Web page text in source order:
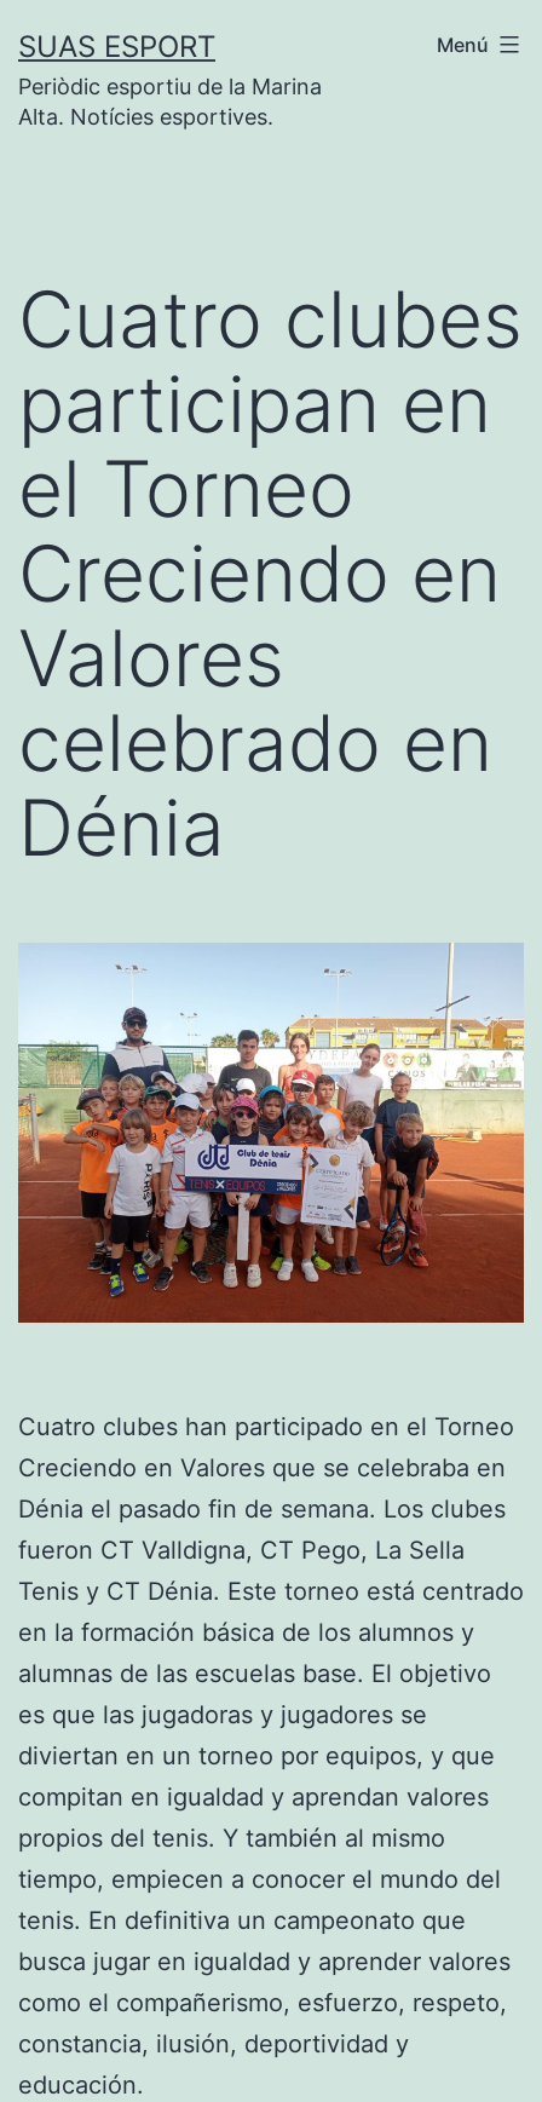
contenido
SUAS ESPORT
Periòdic esportiu de la Marina
Alta. Notícies esportives.
Menú
Cuatro clubes
participan en
el Torneo
Creciendo en
Valores
celebrado en
Dénia
Cuatro clubes han participado en el Torneo
Creciendo en Valores que se celebraba en
Dénia el pasado fin de semana. Los clubes
fueron CT Valldigna, CT Pego, La Sella
Tenis y CT Dénia. Este torneo está centrado
en la formación básica de los alumnos y
alumnas de las escuelas base. El objetivo
es que las jugadoras y jugadores se
diviertan en un torneo por equipos, y que
compitan en igualdad y aprendan valores
propios del tenis. Y también al mismo
tiempo, empiecen a conocer el mundo del
tenis. En definitiva un campeonato que
busca jugar en igualdad y aprender valores
como el compañerismo, esfuerzo, respeto,
constancia, ilusión, deportividad y
educación.